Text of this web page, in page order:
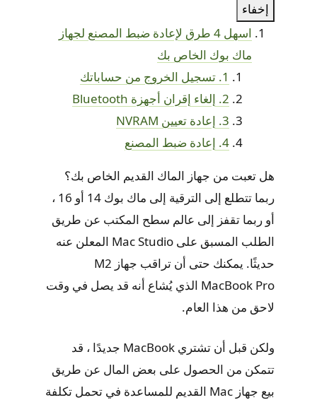
إخفاء
اسهل 4 طرق لإعادة ضبط المصنع لجهاز
ماك بوك الخاص بك
1. تسجيل الخروج من حساباتك
2. إلغاء إقران أجهزة Bluetooth
3. إعادة تعيين NVRAM
4. إعادة ضبط المصنع
هل تعبت من جهاز الماك القديم الخاص بك؟
ربما تتطلع إلى الترقية إلى ماك بوك 14 أو 16 ،
أو ربما تقفز إلى عالم سطح المكتب عن طريق
الطلب المسبق على Mac Studio المعلن عنه
حديثًا. يمكنك حتى أن تراقب جهاز M2
MacBook Pro الذي يُشاع أنه قد يصل في وقت
لاحق من هذا العام.
ولكن قبل أن تشتري MacBook جديدًا ، قد
تتمكن من الحصول على بعض المال عن طريق
بيع جهاز Mac القديم للمساعدة في تحمل تكلفة